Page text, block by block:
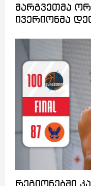
მარგვეთმა
ივერიონმა